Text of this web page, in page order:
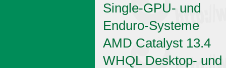
Single-GPU- und
Enduro-Systeme
AMD Catalyst 13.4
WHQL Desktop- und